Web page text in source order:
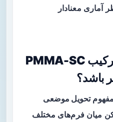
آماری معنادار
تفسیر نتایج: چرا ترکیب PMMA-SC
باشد؟
مفهومتحویل موضعی
میان فرم‌های مختلف